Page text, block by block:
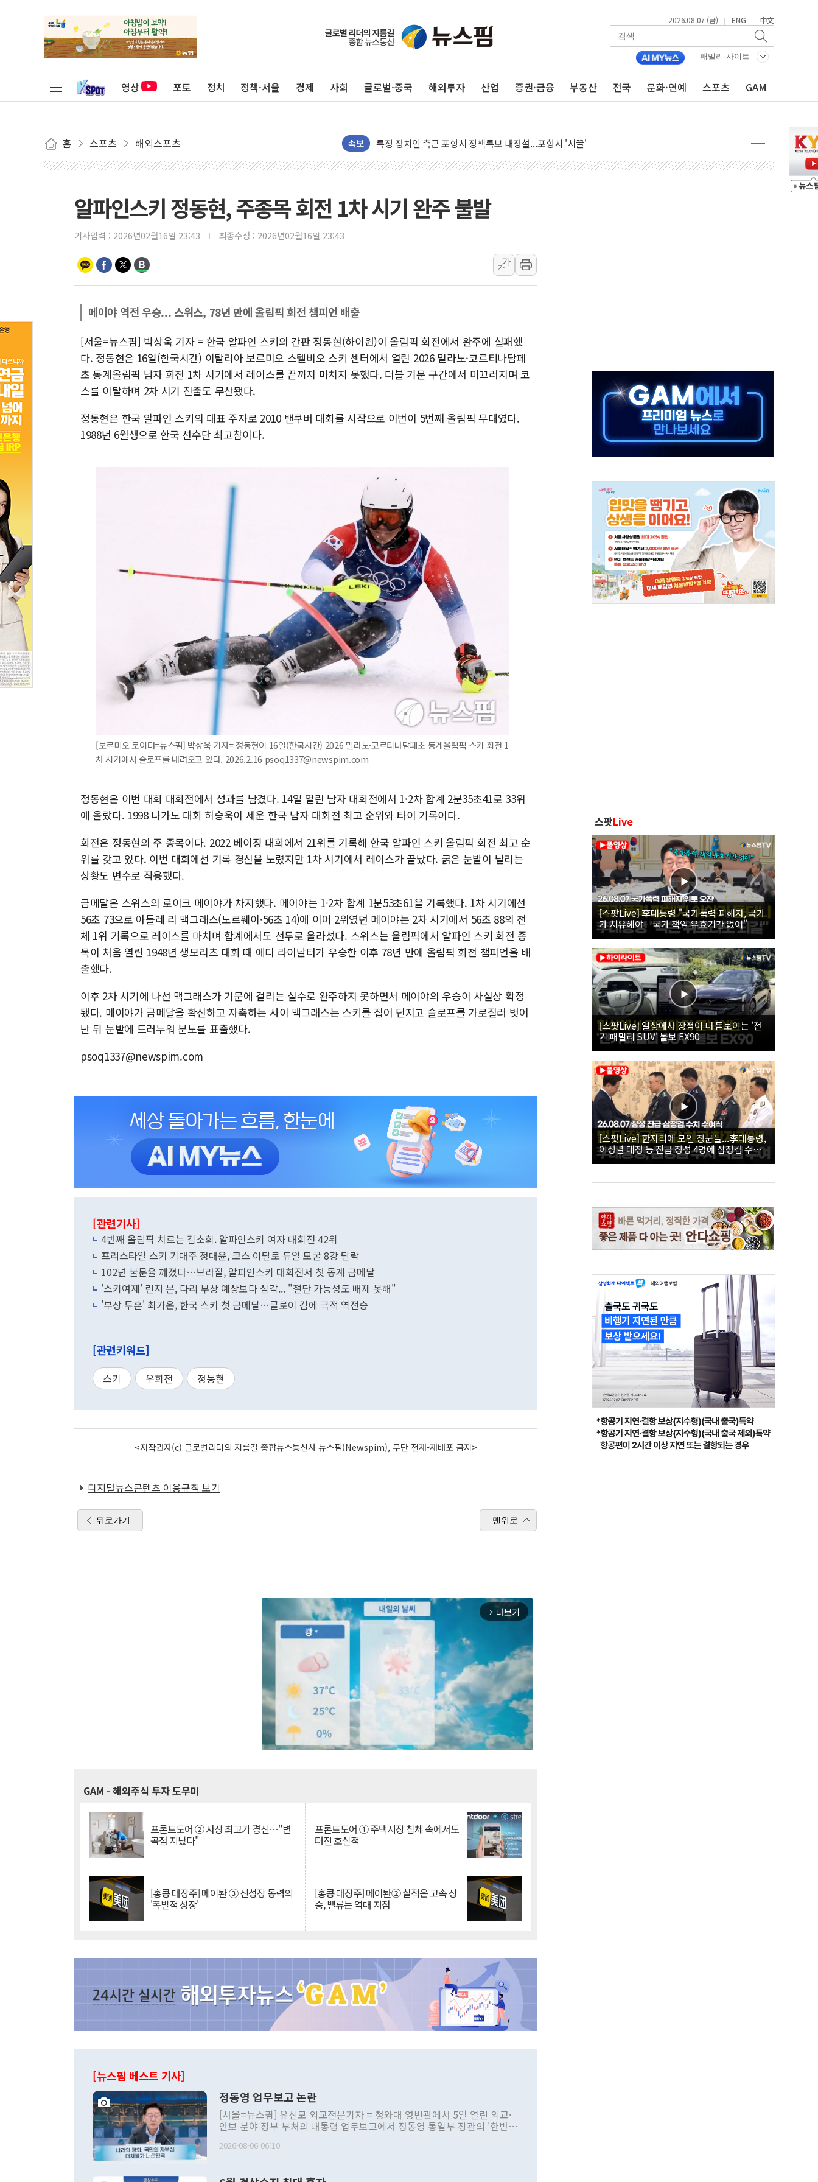
2026.08.07 (금) | ENG | 中文
패밀리 사이트
영상 포토 정치 정책·서울 경제 사회 글로벌·중국 해외투자 산업 증권·금융 부동산 전국 문화·연예 스포츠 GAM
홈 스포츠 해외스포츠 속보
뉴욕증시 프리뷰, 美 고용 쇼크에 금리 인상 우려 후퇴…나스닥 선물 1%대 상승
[종합] 美 7월 고용 2만3000명 감소 '쇼크'…9월 금리 인상 기대 후퇴
뉴욕증시 개장 전 특징주...아틀라시안·클라우드플레어·태양광주↑ VS 트레이드데스크·웬디스↓
보훈부, 미 DPAA와 MOU… "6·25 미군 실종자 7359명 끝까지 찾겠다"
특정 정치인 측근 포항시 정책특보 내정설...포항시 '시끌'
李 "해남 태양광, 대한민국 다음 100년 밑거름…수도권 집중 완화 전환점"
트럼프, 中 겨냥 폴리실리콘 관세 15% 부과…美 태양광주 급등
[사진] 빈살만과 에르도안의 만남
남동발전, 해남군에 국내 최대 규모 400MW 태양광 착공…여의도 1.6배 규모
[인도증시] 중동 불안 속 유가 상승에 소폭 하락...금융주 낙폭 커
황희 '폐버스 청년주택' SNS 글 역풍에 "정부정책 아냐" 해명
신길동 신축도 3.3㎡당 7250만원…써밋 클라비온 59㎡ 18억원대
용산공원·그린벨트로 또 충돌…반복되는 국토부-서울시 '정책 엇박자'
알파인스키 정동현, 주종목 회전 1차 시기 완주 불발
기사입력 : 2026년02월16일 23:43 최종수정 : 2026년02월16일 23:43
가
가
메이야 역전 우승... 스위스, 78년 만에 올림픽 회전 챔피언 배출
[서울=뉴스핌] 박상욱 기자 = 한국 알파인 스키의 간판 정동현(하이원)이 올림픽 회전에서 완주에 실패했
다. 정동현은 16일(한국시간) 이탈리아 보르미오 스텔비오 스키 센터에서 열린 2026 밀라노·코르티나담페
초 동계올림픽 남자 회전 1차 시기에서 레이스를 끝까지 마치지 못했다. 더블 기문 구간에서 미끄러지며 코
스를 이탈하며 2차 시기 진출도 무산됐다.
정동현은 한국 알파인 스키의 대표 주자로 2010 밴쿠버 대회를 시작으로 이번이 5번째 올림픽 무대였다.
1988년 6월생으로 한국 선수단 최고참이다.
[보르미오 로이터=뉴스핌] 박상욱 기자= 정동현이 16일(한국시간) 2026 밀라노·코르티나담페초 동계올림픽 스키 회전 1
차 시기에서 슬로프를 내려오고 있다. 2026.2.16 psoq1337@newspim.com
정동현은 이번 대회 대회전에서 성과를 남겼다. 14일 열린 남자 대회전에서 1·2차 합계 2분35초41로 33위
에 올랐다. 1998 나가노 대회 허승욱이 세운 한국 남자 대회전 최고 순위와 타이 기록이다.
회전은 정동현의 주 종목이다. 2022 베이징 대회에서 21위를 기록해 한국 알파인 스키 올림픽 회전 최고 순
위를 갖고 있다. 이번 대회에선 기록 경신을 노렸지만 1차 시기에서 레이스가 끝났다. 굵은 눈발이 날리는
상황도 변수로 작용했다.
금메달은 스위스의 로이크 메이야가 차지했다. 메이야는 1·2차 합계 1분53초61을 기록했다. 1차 시기에선
56초 73으로 아틀레 리 맥그래스(노르웨이·56초 14)에 이어 2위였던 메이야는 2차 시기에서 56초 88의 전
체 1위 기록으로 레이스를 마치며 합계에서도 선두로 올라섰다. 스위스는 올림픽에서 알파인 스키 회전 종
목이 처음 열린 1948년 생모리츠 대회 때 에디 라이날터가 우승한 이후 78년 만에 올림픽 회전 챔피언을 배
출했다.
이후 2차 시기에 나선 맥그래스가 기문에 걸리는 실수로 완주하지 못하면서 메이야의 우승이 사실상 확정
됐다. 메이야가 금메달을 확신하고 자축하는 사이 맥그래스는 스키를 집어 던지고 슬로프를 가로질러 벗어
난 뒤 눈밭에 드러누워 분노를 표출했다.
psoq1337@newspim.com
[관련기사]
4번째 올림픽 치르는 김소희. 알파인스키 여자 대회전 42위
프리스타일 스키 기대주 정대윤, 코스 이탈로 듀얼 모굴 8강 탈락
102년 불문율 깨졌다…브라질, 알파인스키 대회전서 첫 동계 금메달
'스키여제' 린지 본, 다리 부상 예상보다 심각... "절단 가능성도 배제 못해"
'부상 투혼' 최가온, 한국 스키 첫 금메달…클로이 김에 극적 역전승
[관련키워드]
스키 우회전 정동현
<저작권자(c) 글로벌리더의 지름길 종합뉴스통신사 뉴스핌(Newspim), 무단 전재-재배포 금지>
디지털뉴스콘텐츠 이용규칙 보기
뒤로가기 맨위로
arrow_forward_ios 더보기
GAM - 해외주식 투자 도우미
프론트도어 ② 사상 최고가 경신…"변
곡점 지났다"
프론트도어 ① 주택시장 침체 속에서도
터진 호실적
[홍콩 대장주] 메이퇀 ③ 신성장 동력의
'폭발적 성장'
[홍콩 대장주] 메이퇀② 실적은 고속 상
승, 밸류는 역대 저점
[뉴스핌 베스트 기사]
정동영 업무보고 논란
[서울=뉴스핌] 유신모 외교전문기자 = 청와대 영빈관에서 5일 열린 외교·
안보 분야 정부 부처의 대통령 업무보고에서 정동영 통일부 장관의 '한반도
발언 중에는 정부 내 조율을 거치지 않은 사안을 정책으로 추진하겠다고 공
2026-08-06 06:10
스팟Live
[스팟Live] 李대통령 "국가폭력 피해자, 국가
가 치유해야…국가 책임 유효기간 없어"｜
26.08.07 국가폭력 피해자 위로 오찬
[스팟Live] 일상에서 장점이 더 돋보이는 '전
기 패밀리 SUV' 볼보 EX90
[스팟Live] 한자리에 모인 장군들...李대통령,
이상렬 대장 등 진급 장성 4명에 삼정검 수치
직접 수여｜26.08.07 장성 진급·삼정검 수치